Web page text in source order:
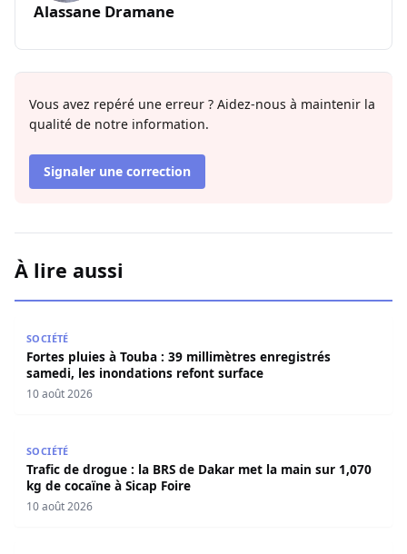
Alassane Dramane
Vous avez repéré une erreur ? Aidez-nous à maintenir la
qualité de notre information.
Signaler une correction
À lire aussi
SOCIÉTÉ
Fortes pluies à Touba : 39 millimètres enregistrés
samedi, les inondations refont surface
10 août 2026
SOCIÉTÉ
Trafic de drogue : la BRS de Dakar met la main sur 1,070
kg de cocaïne à Sicap Foire
10 août 2026